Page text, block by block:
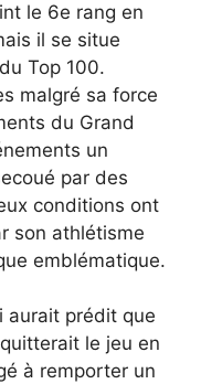
le 6e rang en
il se situe
Top 100.
malgré sa force
du Grand
un
par des
conditions ont
son athlétisme
emblématique.
aurait prédit que
le jeu en
à remporter un